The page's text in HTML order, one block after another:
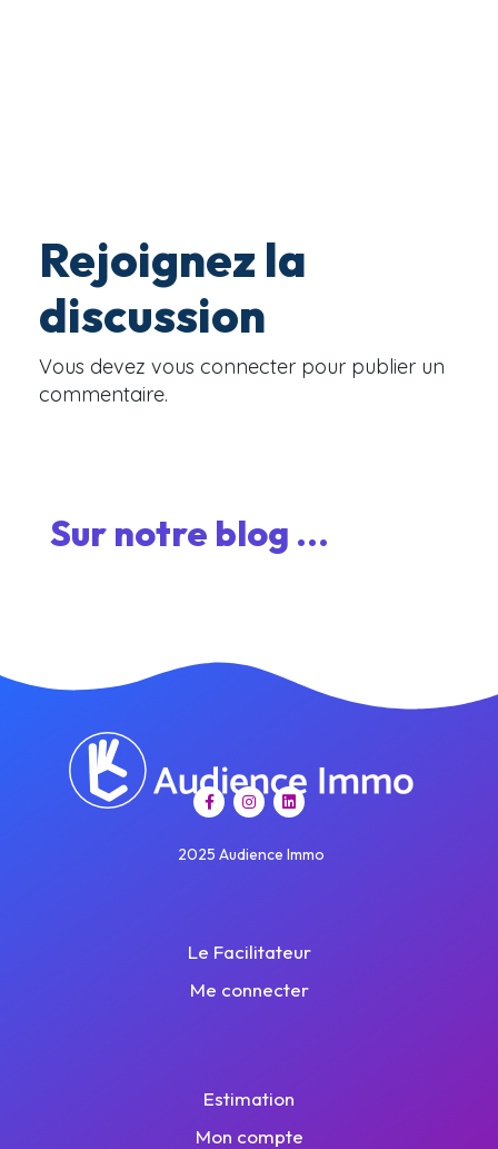
Rejoignez la
discussion
Vous devez vous connecter pour publier un
commentaire.
Sur notre blog ...
2025 Audience Immo
Le Facilitateur
Me connecter
Estimation
Mon compte